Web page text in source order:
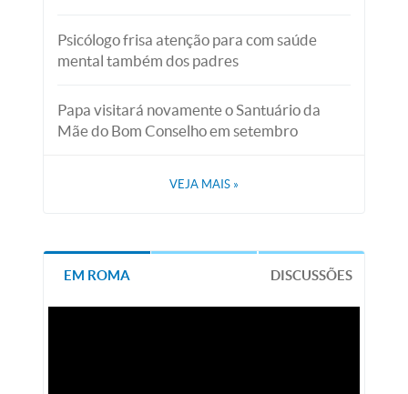
Psicólogo frisa atenção para com saúde
mental também dos padres
Papa visitará novamente o Santuário da
Mãe do Bom Conselho em setembro
VEJA MAIS »
EM ROMA DISCUSSÕES